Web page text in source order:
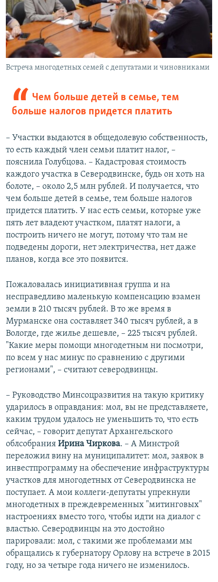
Встреча многодетных семей с депутатами и чиновниками
Чем больше детей в семье, тем
больше налогов придется платить
– Участки выдаются в общедолевую собственность,
то есть каждый член семьи платит налог, –
пояснила Голубцова. – Кадастровая стоимость
каждого участка в Северодвинске, будь он хоть на
болоте, – около 2,5 млн рублей. И получается, что
чем больше детей в семье, тем больше налогов
придется платить. У нас есть семьи, которые уже
пять лет владеют участком, платят налоги, а
построить ничего не могут, потому что там не
подведены дороги, нет электричества, нет даже
планов, когда все это появится.
Пожаловалась инициативная группа и на
несправедливо маленькую компенсацию взамен
земли в 210 тысяч рублей. В то же время в
Мурманске она составляет 340 тысяч рублей, а в
Вологде, где жилье дешевле, – 225 тысяч рублей.
"Какие меры помощи многодетным ни посмотри,
по всем у нас минус по сравнению с другими
регионами", – считают северодвинцы.
– Руководство Минсоцразвития на такую критику
ударилось в оправдания: мол, вы не представляете,
каким трудом удалось не уменьшить то, что есть
сейчас, – говорит депутат Архангельского
облсобрания Ирина Чиркова. – А Минстрой
переложил вину на муниципалитет: мол, заявок в
инвестпрограмму на обеспечение инфраструктуры
участков для многодетных от Северодвинска не
поступает. А мои коллеги-депутаты упрекнули
многодетных в преждевременных "митинговых"
настроениях вместо того, чтобы идти на диалог с
властью. Северодвинцы на это достойно
парировали: мол, с такими же проблемами мы
обращались к губернатору Орлову на встрече в 2015
году, но за четыре года ничего не изменилось.